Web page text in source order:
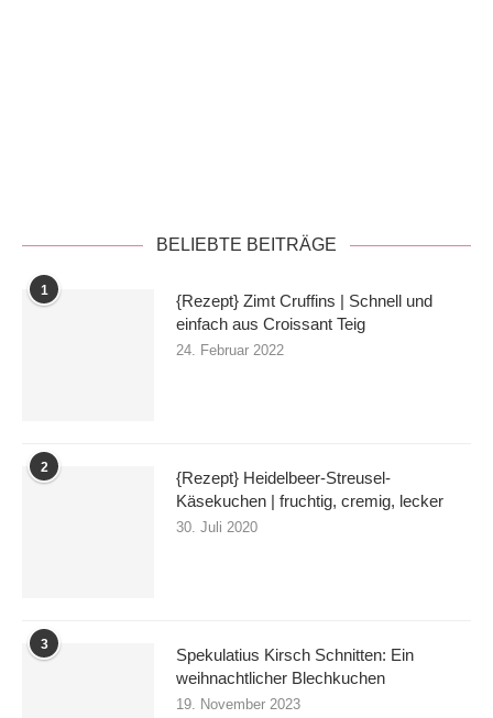
BELIEBTE BEITRÄGE
1
{Rezept} Zimt Cruffins | Schnell und
einfach aus Croissant Teig
24. Februar 2022
2
{Rezept} Heidelbeer-Streusel-
Käsekuchen | fruchtig, cremig, lecker
30. Juli 2020
3
Spekulatius Kirsch Schnitten: Ein
weihnachtlicher Blechkuchen
19. November 2023